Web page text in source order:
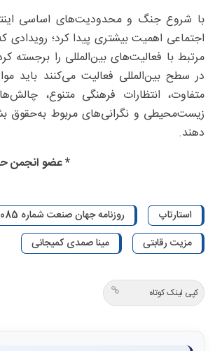
با شروع جنگ و محدودیت‌های اساسی
اجتماعی اهمیت بیشتری پیدا کرد؛
مرتبط با فعالیت‌های بین‌المللی را برجسته
در سطح بین‌المللی فعالیت می‌کنند باید
متفاوت، انتظارات فرهنگی متنوع،
زیست‌محیطی و نگرانی‌های مربوط به‌حقوق
دهند.
* عضو انجمن
استارتاپ
روزنامه جهان صنعت شماره 6085
مزیت رقابتی
مینا صمدی کمیجانی
کپی لینک کوتاه